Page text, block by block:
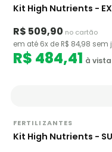
Kit High Nutrients -
R$ 509,90 no cartão
em até 6x de R$ 84,98 sem
R$ 484,41 à
FERTILIZANTES
Kit High Nutrients -